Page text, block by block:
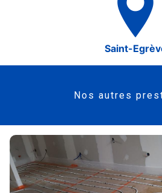
Saint-
Nos autres